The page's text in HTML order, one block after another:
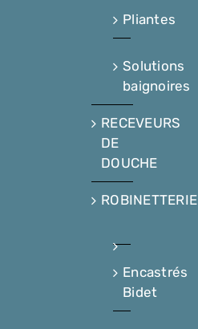
Pliantes
Solutions
baignoires
RECEVEURS
DE
DOUCHE
ROBINETTERIE
Encastrés
Bidet